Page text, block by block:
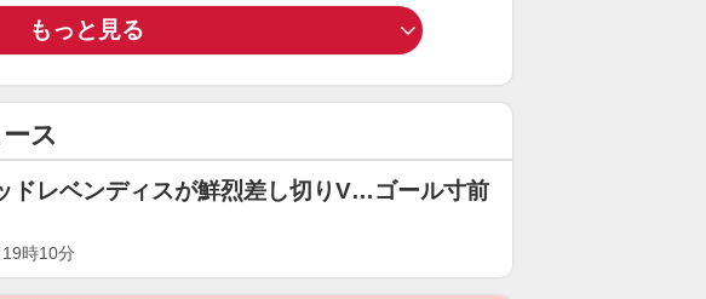
もっと見る
ス
ドレベンディスが鮮烈差し切りV…ゴール寸前
時10分